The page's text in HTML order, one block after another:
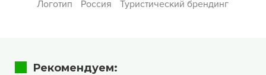
Логотип Россия Туристический брендинг
Рекомендуем: